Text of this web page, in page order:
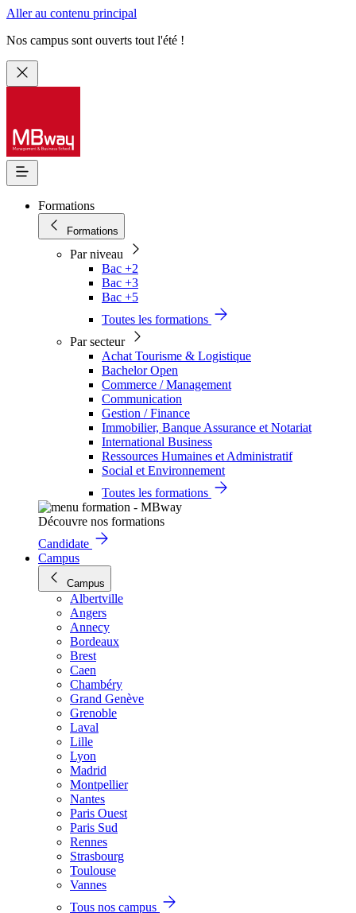
Aller au contenu principal
Nos campus sont ouverts tout l'été !
Formations
Formations
Par niveau
Bac +2
Bac +3
Bac +5
Toutes les formations
Par secteur
Achat Tourisme & Logistique
Bachelor Open
Commerce / Management
Communication
Gestion / Finance
Immobilier, Banque Assurance et Notariat
International Business
Ressources Humaines et Administratif
Social et Environnement
Toutes les formations
Découvre nos formations
Candidate
Campus
Campus
Albertville
Angers
Annecy
Bordeaux
Brest
Caen
Chambéry
Grand Genève
Grenoble
Laval
Lille
Lyon
Madrid
Montpellier
Nantes
Paris Ouest
Paris Sud
Rennes
Strasbourg
Toulouse
Vannes
Tous nos campus